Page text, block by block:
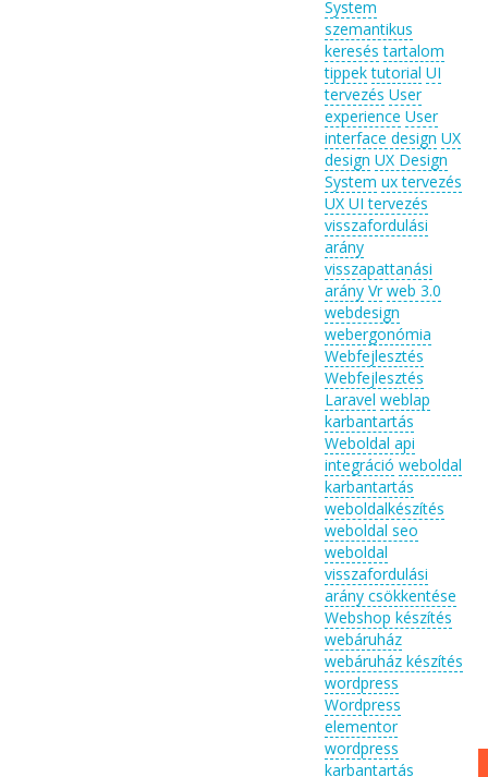
System
szemantikus
keresés tartalom
tippek tutorial UI
tervezés User
experience User
interface design UX
design UX Design
System ux tervezés
UX UI tervezés
visszafordulási
arány
visszapattanási
arány Vr web 3.0
webdesign
webergonómia
Webfejlesztés
Webfejlesztés
Laravel weblap
karbantartás
Weboldal api
integráció weboldal
karbantartás
weboldalkészítés
weboldal seo
weboldal
visszafordulási
arány csökkentése
Webshop készítés
webáruház
webáruház készítés
wordpress
Wordpress
elementor
wordpress
karbantartás